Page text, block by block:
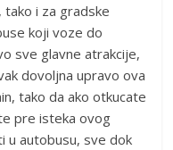
tako i za gradske
koji voze do
sve glavne atrakcije,
dovoljna upravo ova
tako da ako otkucate
pre isteka ovog
u autobusu, sve dok